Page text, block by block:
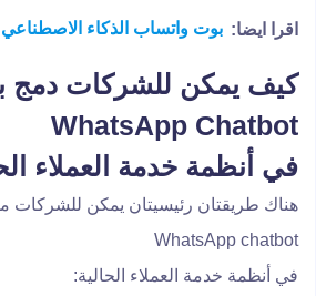
اقرا ايضا: بوت واتساب الذكاء الاصطناعي
كيف يمكن للشركات دمج
WhatsApp Chatbot
في أنظمة خدمة العملاء
هناك طريقتان رئيسيتان يمكن للشركات
WhatsApp chatbot
في أنظمة خدمة العملاء الحالية: